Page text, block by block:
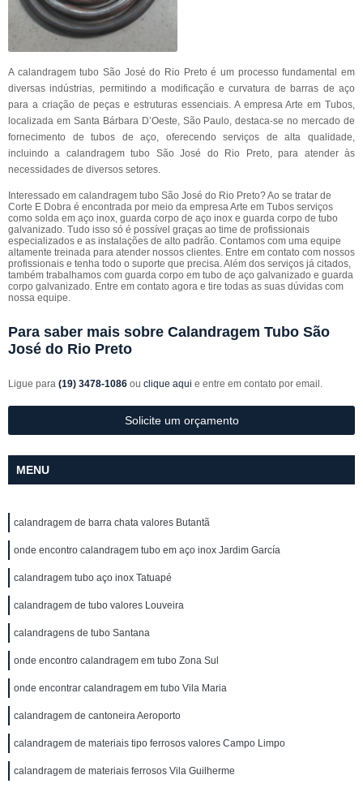
A calandragem tubo São José do Rio Preto é um processo fundamental em
diversas indústrias, permitindo a modificação e curvatura de barras de aço
para a criação de peças e estruturas essenciais. A empresa Arte em Tubos,
localizada em Santa Bárbara D’Oeste, São Paulo, destaca-se no mercado de
fornecimento de tubos de aço, oferecendo serviços de alta qualidade,
incluindo a calandragem tubo São José do Rio Preto, para atender às
necessidades de diversos setores.
Interessado em calandragem tubo São José do Rio Preto? Ao se tratar de
Corte E Dobra é encontrada por meio da empresa Arte em Tubos serviços
como solda em aço inox, guarda corpo de aço inox e guarda corpo de tubo
galvanizado. Tudo isso só é possível graças ao time de profissionais
especializados e as instalações de alto padrão. Contamos com uma equipe
altamente treinada para atender nossos clientes. Entre em contato com nossos
profissionais e tenha todo o suporte que precisa. Além dos serviços já citados,
também trabalhamos com guarda corpo em tubo de aço galvanizado e guarda
corpo galvanizado. Entre em contato agora e tire todas as suas dúvidas com
nossa equipe.
Para saber mais sobre Calandragem Tubo São
José do Rio Preto
Ligue para (19) 3478-1086 ou clique aqui e entre em contato por email.
Solicite um orçamento
MENU
calandragem de barra chata valores Butantã
onde encontro calandragem tubo em aço inox Jardim García
calandragem tubo aço inox Tatuapé
calandragem de tubo valores Louveira
calandragens de tubo Santana
onde encontro calandragem em tubo Zona Sul
onde encontrar calandragem em tubo Vila Maria
calandragem de cantoneira Aeroporto
calandragem de materiais tipo ferrosos valores Campo Limpo
calandragem de materiais ferrosos Vila Guilherme